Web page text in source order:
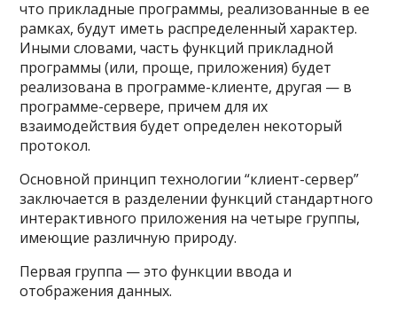
что прикладные программы, реализованные в ее
рамках, будут иметь распределенный характер.
Иными словами, часть функций прикладной
программы (или, проще, приложения) будет
реализована в программе-клиенте, другая — в
программе-сервере, причем для их
взаимодействия будет определен некоторый
протокол.
Основной принцип технологии “клиент-сервер”
заключается в разделении функций стандартного
интерактивного приложения на четыре группы,
имеющие различную природу.
Первая группа — это функции ввода и
отображения данных.